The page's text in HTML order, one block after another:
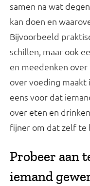
samen na wat
kan doen en
Bijvoorbeeld
schillen, maar ook
en meedenken
over voeding maakt
eens voor dat
over eten en
fijner om dat zelf te
Probeer aan
iemand